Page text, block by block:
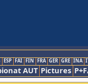
ESP FAI FIN FRA GER GRE INA
AUT Pictures